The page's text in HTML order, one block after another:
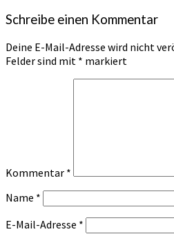
Schreibe einen Kommentar
Deine E-Mail-Adresse wird nicht
Felder sind mit * markiert
Kommentar *
Name *
E-Mail-Adresse *